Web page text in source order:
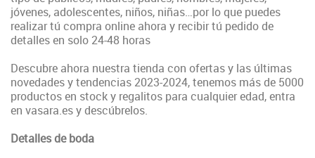
jóvenes, adolescentes, niños, niñas…por lo que puedes
realizar tú compra online ahora y recibir tú pedido de
detalles en solo 24-48 horas
Descubre ahora nuestra tienda con ofertas y las últimas
novedades y tendencias 2023-2024, tenemos más de 5000
productos en stock y regalitos para cualquier edad, entra
en vasara.es y descúbrelos.
Detalles de boda